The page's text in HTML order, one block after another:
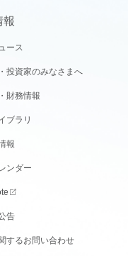
報
ース
投資家のみなさまへ
財務情報
ブラリ
報
ンダー
告
するお問い合わせ